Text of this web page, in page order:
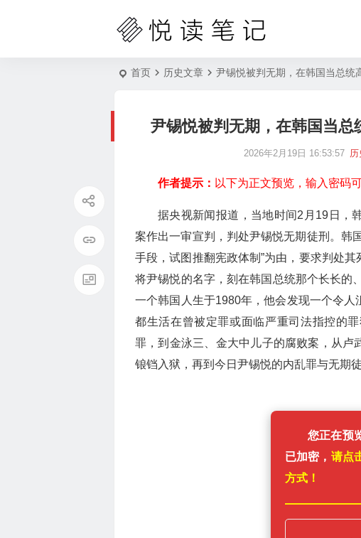
首页 历史文章 尹锡悦被判无期，在韩国当总统
尹锡悦被判无期，在韩国当
2026年2月19日 16:53:57 历
作者提示： 以下为正文预览，输入密码
据央视新闻报道，当地时间2月19日，
案作出一审宣判，判处尹锡悦无期徒刑。韩
手段，试图推翻宪政体制”为由，要求判处
将尹锡悦的名字，刻在韩国总统那个长长的
一个韩国人生于1980年，他会发现一个令
都生活在曾被定罪或面临严重司法指控的
罪，到金泳三、金大中儿子的腐败案，从卢
锒铛入狱，再到今日尹锡悦的内乱罪与无期
您正在预
已加密， 请点
方式！